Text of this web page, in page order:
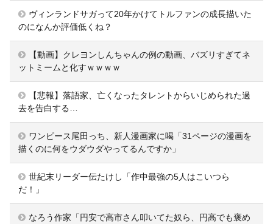
ヴィンランドサガって20年かけてトルファンの成長描いた
のになんか評価低くね？
【動画】クレヨンしんちゃんの例の動画、バズリすぎてネ
ットミームと化すｗｗｗｗ
【悲報】落語家、亡くなったタレントからいじめられた過
去を告白する…
ワンピース尾田っち、新人漫画家に喝「31ページの漫画を
描くのに何をウダウダやってるんですか」
世紀末リーダー伝たけし「作中最強の5人はこいつら
だ！」
なろう作家「円安で高市さん叩いてた奴ら、円高でも褒め